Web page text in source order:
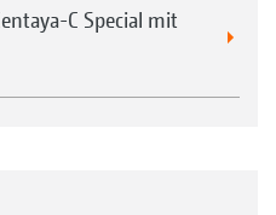
C Special mit